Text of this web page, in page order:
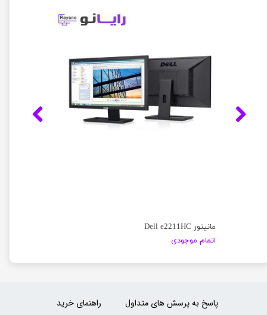
مانیتور Dell e2211HC
اتمام موجودی
راهنمای خرید پاسخ به پرسش های متداول